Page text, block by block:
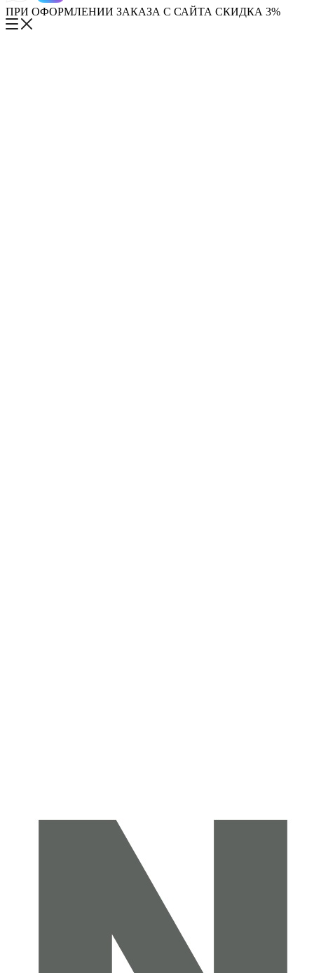
ПРИ ОФОРМЛЕНИИ ЗАКАЗА С САЙТА СКИДКА 3%